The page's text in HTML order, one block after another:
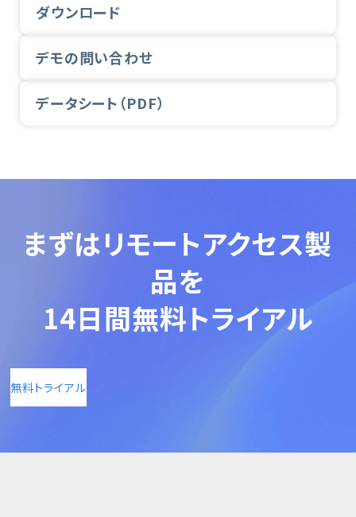
ダウンロード
デモの問い合わせ
データシート（PDF）
まずはリモートアクセス製
品を
14日間無料トライアル
無料トライアル